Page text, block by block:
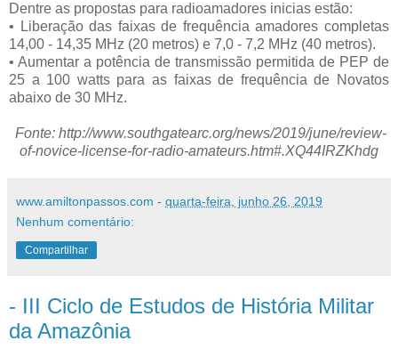
Dentre as propostas para radioamadores inicias estão:
• Liberação das faixas de frequência amadores completas
14,00 - 14,35 MHz (20 metros) e 7,0 - 7,2 MHz (40 metros).
• Aumentar a potência de transmissão permitida de PEP de
25 a 100 watts para as faixas de frequência de Novatos
abaixo de 30 MHz.
Fonte: http://www.southgatearc.org/news/2019/june/review-
of-novice-license-for-radio-amateurs.htm#.XQ44IRZKhdg
www.amiltonpassos.com - quarta-feira, junho 26, 2019
Nenhum comentário:
Compartilhar
- III Ciclo de Estudos de História Militar
da Amazônia